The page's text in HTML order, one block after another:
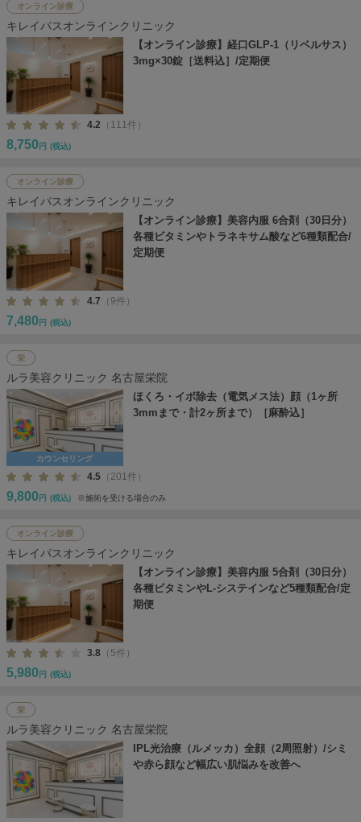
オンライン診療
キレイパスオンラインクリニック
【オンライン診療】経口GLP-1（リベルサス）
3mg×30錠［送料込］/定期便
4.2 （111件）
8,750 円 (税込)
オンライン診療
キレイパスオンラインクリニック
【オンライン診療】美容内服 6合剤（30日分）
各種ビタミンやトラネキサム酸など6種類配合/
定期便
4.7 （9件）
7,480 円 (税込)
栄
ルラ美容クリニック 名古屋栄院
カウンセリング
ほくろ・イボ除去（電気メス法）顔（1ヶ所
3mmまで・計2ヶ所まで）［麻酔込］
4.5 （201件）
9,800 円 (税込) ※施術を受ける場合のみ
オンライン診療
キレイパスオンラインクリニック
【オンライン診療】美容内服 5合剤（30日分）
各種ビタミンやL-システインなど5種類配合/定
期便
3.8 （5件）
5,980 円 (税込)
栄
ルラ美容クリニック 名古屋栄院
IPL光治療（ルメッカ）全顔（2周照射）/シミ
や赤ら顔など幅広い肌悩みを改善へ